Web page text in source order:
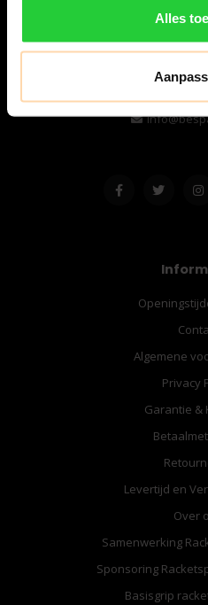
Alles
8224 AA
06-
Algemene
Privacy
Garantie &
Levertijd en
Over
Samenwerking
Sponsoring
Basisgrip